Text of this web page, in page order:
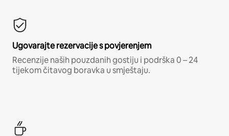
Ugovarajte rezervacije s povjerenjem
Recenzije naših pouzdanih gostiju i podrška 0 – 24
tijekom čitavog boravka u smještaju.